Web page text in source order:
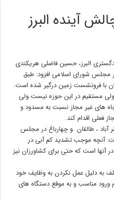
آینده البرز
البرز، حسین فاضلی هریکندی
مجلس شورای اسلامی افزود: طبق
با فرونشست زمین درگیر شده است.
مستقیم در این حوزه نیست ولی
های غیر مجاز نسبت به مسدود و
فعلی اقدام کند.
آباد ، طالقان و چهارباغ در مجلس
آنچه موجب تشدید کم آبی در
آنها است که حتی برای کشاورزان نیز
به دلیل عمل نکردن به وظایف خود
ورود مناسب و به موقع دستگاه های